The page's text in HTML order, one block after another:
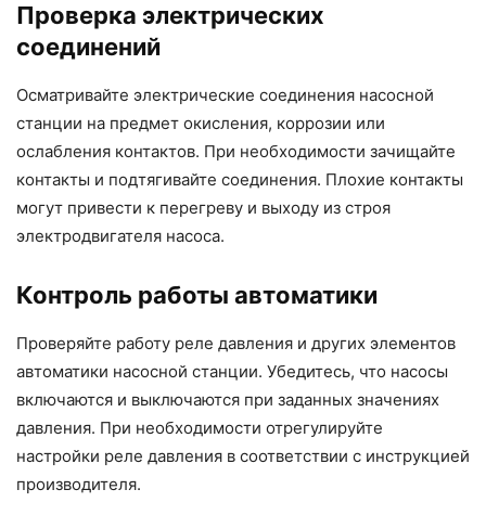
Проверка электрических
соединений
Осматривайте электрические соединения насосной
станции на предмет окисления, коррозии или
ослабления контактов. При необходимости зачищайте
контакты и подтягивайте соединения. Плохие контакты
могут привести к перегреву и выходу из строя
электродвигателя насоса.
Контроль работы автоматики
Проверяйте работу реле давления и других элементов
автоматики насосной станции. Убедитесь, что насосы
включаются и выключаются при заданных значениях
давления. При необходимости отрегулируйте
настройки реле давления в соответствии с инструкцией
производителя.